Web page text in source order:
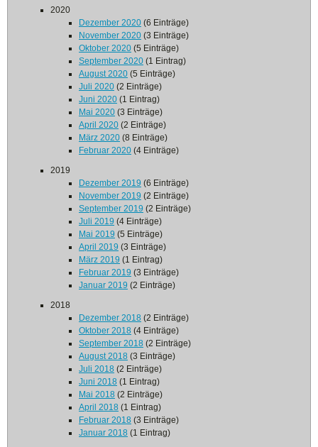
2020
Dezember 2020 (6 Einträge)
November 2020 (3 Einträge)
Oktober 2020 (5 Einträge)
September 2020 (1 Eintrag)
August 2020 (5 Einträge)
Juli 2020 (2 Einträge)
Juni 2020 (1 Eintrag)
Mai 2020 (3 Einträge)
April 2020 (2 Einträge)
März 2020 (8 Einträge)
Februar 2020 (4 Einträge)
2019
Dezember 2019 (6 Einträge)
November 2019 (2 Einträge)
September 2019 (2 Einträge)
Juli 2019 (4 Einträge)
Mai 2019 (5 Einträge)
April 2019 (3 Einträge)
März 2019 (1 Eintrag)
Februar 2019 (3 Einträge)
Januar 2019 (2 Einträge)
2018
Dezember 2018 (2 Einträge)
Oktober 2018 (4 Einträge)
September 2018 (2 Einträge)
August 2018 (3 Einträge)
Juli 2018 (2 Einträge)
Juni 2018 (1 Eintrag)
Mai 2018 (2 Einträge)
April 2018 (1 Eintrag)
Februar 2018 (3 Einträge)
Januar 2018 (1 Eintrag)